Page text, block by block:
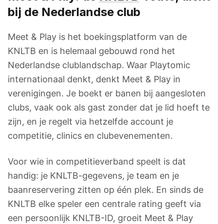
bij de Nederlandse club
Meet & Play is het boekingsplatform van de
KNLTB en is helemaal gebouwd rond het
Nederlandse clublandschap. Waar Playtomic
internationaal denkt, denkt Meet & Play in
verenigingen. Je boekt er banen bij aangesloten
clubs, vaak ook als gast zonder dat je lid hoeft te
zijn, en je regelt via hetzelfde account je
competitie, clinics en clubevenementen.
Voor wie in competitieverband speelt is dat
handig: je KNLTB-gegevens, je team en je
baanreservering zitten op één plek. En sinds de
KNLTB elke speler een centrale rating geeft via
een persoonlijk KNLTB-ID, groeit Meet & Play